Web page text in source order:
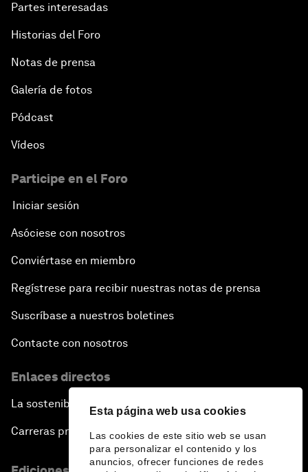
Esta página web usa cookies
Las cookies de este sitio web se usan
para personalizar el contenido y los
anuncios, ofrecer funciones de redes
Partes interesadas
Historias del Foro
Notas de prensa
Galería de fotos
Pódcast
Vídeos
Participe en el Foro
Iniciar sesión
Asóciese con nosotros
Conviértase en miembro
Regístrese para recibir nuestras notas de prensa
Suscríbase a nuestros boletines
Contacte con nosotros
Enlaces directos
La sostenibilidad en el Foro
Carreras profesionales